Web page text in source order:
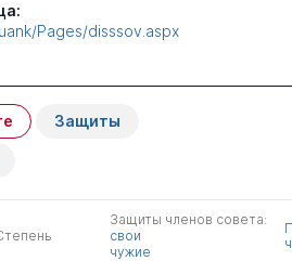
Pages/disssov.aspx
Защиты
Защиты членов совета:
свои
чужие